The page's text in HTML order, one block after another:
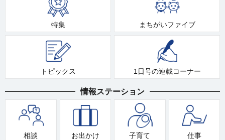
特集 まちがいファイブ
トピックス 1日号の連載コーナー
情報ステーション
相談 お出かけ 子育て 仕事